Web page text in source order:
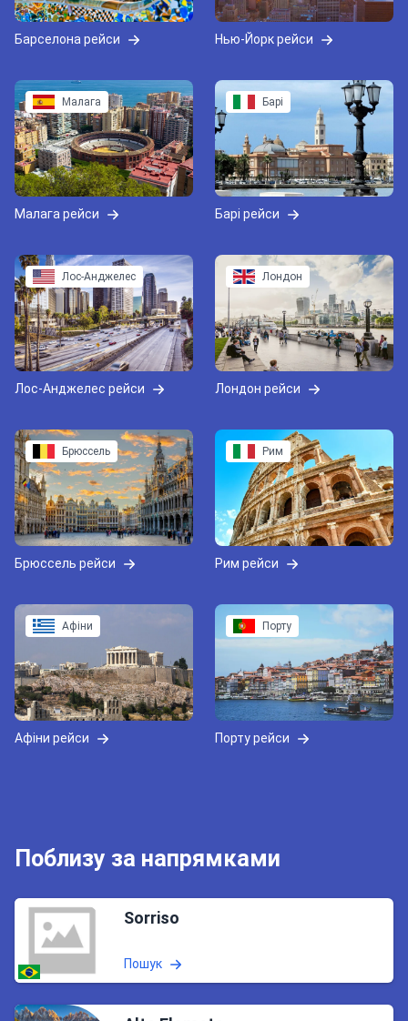
Барселона рейси Нью-Йорк рейси
Малага
Малага рейси
Барі
Барі рейси
Лос-Анджелес
Лос-Анджелес рейси
Лондон
Лондон рейси
Брюссель
Брюссель рейси
Рим
Рим рейси
Афіни
Афіни рейси
Порту
Порту рейси
Поблизу за напрямками
Sorriso
Пошук